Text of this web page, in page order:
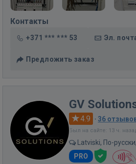
Контакты
+371 *** *** 53 Эл.
Предложить заказ
GV
4.9 · 36
Был на сайте: 13 ч.
Latviski, По-
PRO